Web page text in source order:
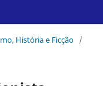
História e Ficção /